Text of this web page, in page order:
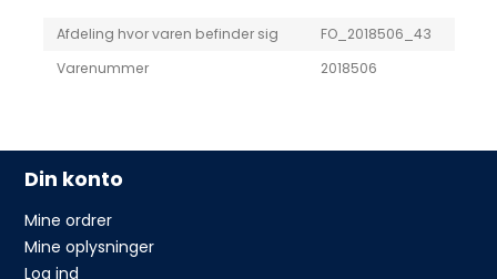
Afdeling hvor varen befinder sig
FO_2018506_43
Varenummer
2018506
Din konto
Mine ordrer
Mine oplysninger
Log ind